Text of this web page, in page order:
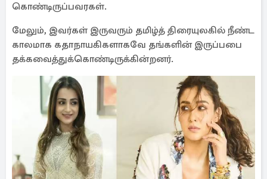
கொண்டிருப்பவரகள்.
மேலும், இவர்கள் இருவரும் தமிழ்த் திரையுலகில் நீண்ட
காலமாக கதாநாயகிகளாகவே தங்களின் இருப்பபை
தக்கவைத்துக்கொண்டிருக்கின்றனர்.